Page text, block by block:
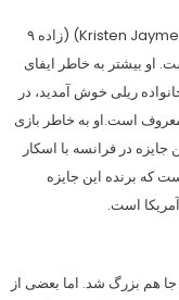
کریستن جیمز استوارت (به انگلیسی: Kristen Jaymes Stewart) (زاده ۹
است. او بیشتر به خاطر ایفای
ریلی خوش آمدید، در
است.او به خاطر بازی
جایزه در فرانسه با اسکار
که برنده این جایزه
است.
جا هم بزرگ شد. اما بعضی از